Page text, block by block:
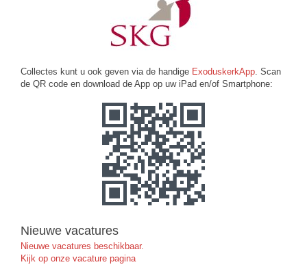
Collectes kunt u ook geven via de handige ExoduskerkApp. Scan
de QR code en download de App op uw iPad en/of Smartphone:
Nieuwe vacatures
Nieuwe vacatures beschikbaar.
Kijk op onze vacature pagina